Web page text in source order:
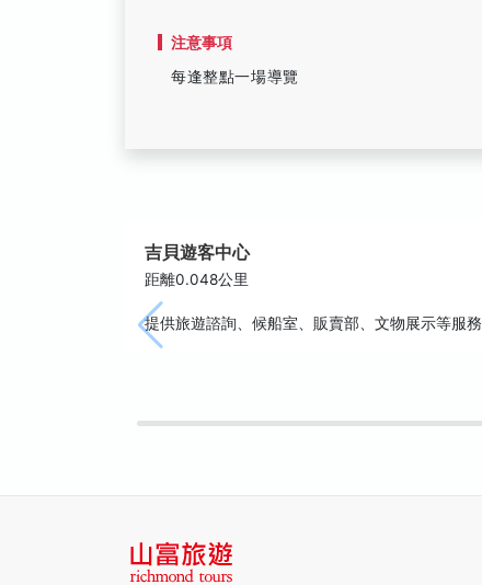
注意事項
每逢整點一場導覽
吉貝遊客中心
距離0.048公里
提供旅遊諮詢、候船室、販賣部、文物展示等服務